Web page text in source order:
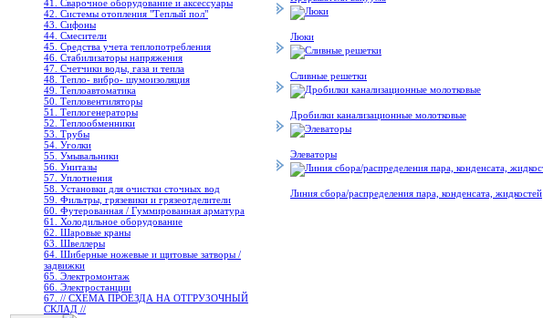
41. Сварочное оборудование и аксессуары
42. Системы отопления "Теплый пол"
43. Сифоны
44. Смесители
45. Средства учета теплопотребления
46. Стабилизаторы напряжения
47. Счетчики воды, газа и тепла
48. Тепло- вибро- шумоизоляция
49. Теплоавтоматика
50. Тепловентиляторы
51. Теплогенераторы
52. Теплообменники
53. Трубы
54. Уголки
55. Умывальники
56. Унитазы
57. Уплотнения
58. Установки для очистки сточных вод
59. Фильтры, грязевики и грязеотделители
60. Футерованная / Гуммированная арматура
61. Холодильное oборудование
62. Шаровые краны
63. Швеллеры
64. Шиберные ножевые и щитовые затворы /
задвижки
65. Электромонтаж
66. Электростанции
67. // СХЕМА ПРОЕЗДА НА ОТГРУЗОЧНЫЙ
СКЛАД //
Люки
Сливные решетки
Дробилки канализационные молотковые
Элеваторы
Линия сбора/распределения пара, конденсата, жидкостей